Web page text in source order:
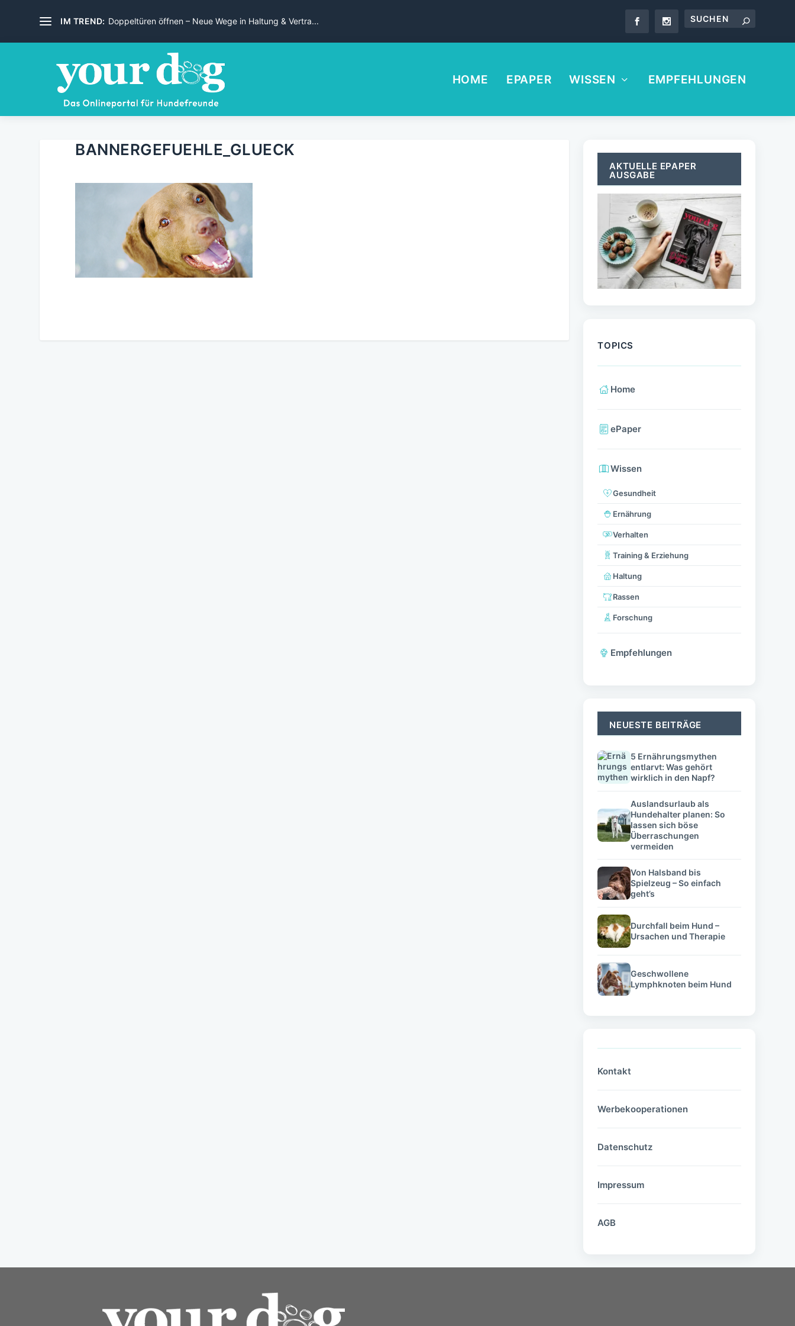
IM TREND: Doppeltüren öffnen – Neue Wege in Haltung & Vertra...
HOME EPAPER WISSEN EMPFEHLUNGEN
BANNERGEFUEHLE_GLUECK
AKTUELLE EPAPER
AUSGABE
TOPICS
Home
ePaper
Wissen
Gesundheit
Ernährung
Verhalten
Training & Erziehung
Haltung
Rassen
Forschung
Empfehlungen
NEUESTE BEITRÄGE
5 Ernährungsmythen
entlarvt: Was gehört
wirklich in den Napf?
Auslandsurlaub als
Hundehalter planen: So
lassen sich böse
Überraschungen
vermeiden
Von Halsband bis
Spielzeug – So einfach
geht’s
Durchfall beim Hund –
Ursachen und Therapie
Geschwollene
Lymphknoten beim Hund
Kontakt
Werbekooperationen
Datenschutz
Impressum
AGB